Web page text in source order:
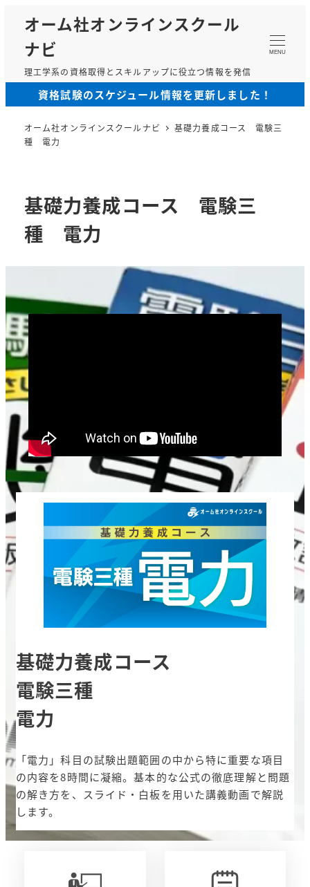
ン
オーム社オンラインスクール
ナビ
理工学系の資格取得とスキルアップに役立つ情報を発信
MENU
資格試験のスケジュール情報を更新しました！
オーム社オンラインスクールナビ
基礎力養成コース 電験三
種 電力
基礎力養成コース 電験三
種 電力
基礎力養成コース
電験三種
電力
「電力」科目の試験出題範囲の中から特に重要な項目
の内容を8時間に凝縮。基本的な公式の徹底理解と問題
の解き方を、スライド・白板を用いた講義動画で解説
します。